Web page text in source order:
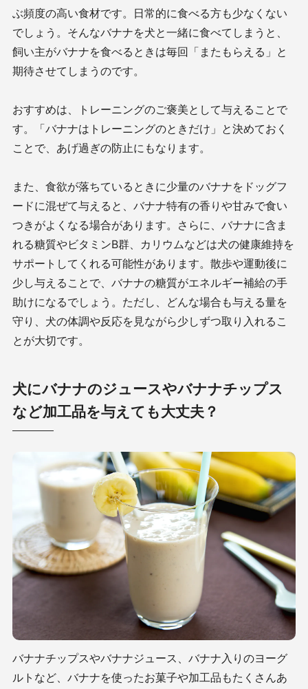
ぶ頻度の高い食材です。日常的に食べる方も少なくない
でしょう。そんなバナナを犬と一緒に食べてしまうと、
飼い主がバナナを食べるときは毎回「またもらえる」と
期待させてしまうのです。
おすすめは、トレーニングのご褒美として与えることで
す。「バナナはトレーニングのときだけ」と決めておく
ことで、あげ過ぎの防止にもなります。
また、食欲が落ちているときに少量のバナナをドッグフ
ードに混ぜて与えると、バナナ特有の香りや甘みで食い
つきがよくなる場合があります。さらに、バナナに含ま
れる糖質やビタミンB群、カリウムなどは犬の健康維持を
サポートしてくれる可能性があります。散歩や運動後に
少し与えることで、バナナの糖質がエネルギー補給の手
助けになるでしょう。ただし、どんな場合も与える量を
守り、犬の体調や反応を見ながら少しずつ取り入れるこ
とが大切です。
犬にバナナのジュースやバナナチップス
など加工品を与えても大丈夫？
バナナチップスやバナナジュース、バナナ入りのヨーグ
ルトなど、バナナを使ったお菓子や加工品もたくさんあ